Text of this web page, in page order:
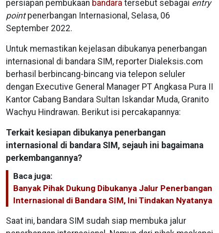
persiapan pembukaan bandara tersebut sebagai entry
pointpenerbangan Internasional, Selasa, 06
September 2022.
Untuk memastikan kejelasan dibukanya penerbangan
internasional di bandara SIM, reporter Dialeksis.com
berhasil berbincang-bincang via telepon seluler
dengan Executive General Manager PT Angkasa Pura II
Kantor Cabang Bandara Sultan Iskandar Muda, Granito
Wachyu Hindrawan. Berikut isi percakapannya:
Terkait kesiapan dibukanya penerbangan
internasional di bandara SIM, sejauh ini bagaimana
perkembangannya?
Baca juga:
Banyak Pihak Dukung Dibukanya Jalur Penerbangan
Internasional di Bandara SIM, Ini Tindakan Nyatanya
Saat ini, bandara SIM sudah siap membuka jalur